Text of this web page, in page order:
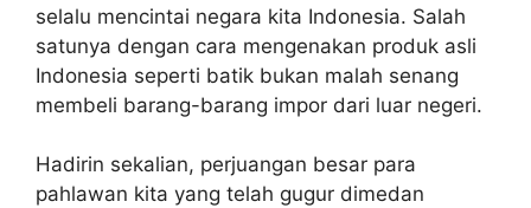
selalu mencintai negara kita Indonesia. Salah
satunya dengan cara mengenakan produk asli
Indonesia seperti batik bukan malah senang
membeli barang-barang impor dari luar negeri.
Hadirin sekalian, perjuangan besar para
pahlawan kita yang telah gugur dimedan